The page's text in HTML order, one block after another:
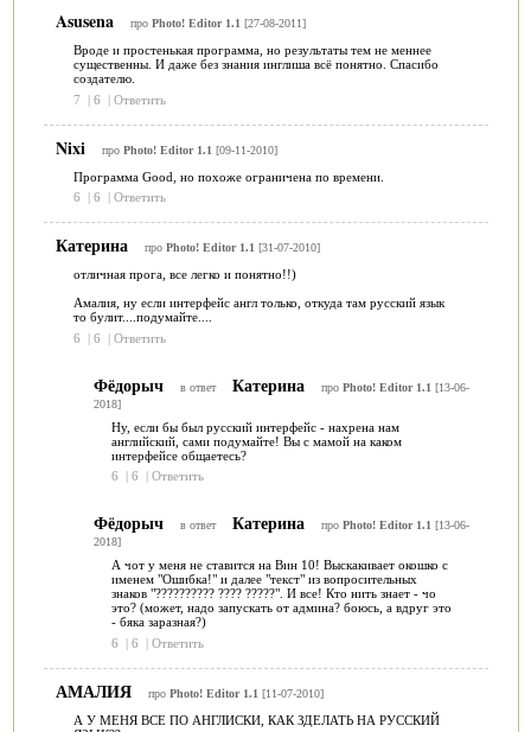
Asusena про Photo! Editor 1.1 [27-08-2011]
Вроде и простенькая программа, но результаты тем не меннее
существенны. И даже без знания инглиша всё понятно. Спасибо
создателю.
7
| 6 | Ответить
Nixi про Photo! Editor 1.1 [09-11-2010]
Программа Good, но похоже ограничена по времени.
6
| 6 | Ответить
Катерина про Photo! Editor 1.1 [31-07-2010]
отличная прога, все легко и понятно!!)
Амалия, ну если интерфейс англ только, откуда там русский язык
то булит....подумайте....
6
| 6 | Ответить
Фёдорыч в ответ Катерина про Photo! Editor 1.1 [13-06-
2018]
Ну, если бы был русский интерфейс - нахрена нам
английский, сами подумайте! Вы с мамой на каком
интерфейсе общаетесь?
6
| 6 | Ответить
Фёдорыч в ответ Катерина про Photo! Editor 1.1 [13-06-
2018]
А чот у меня не ставится на Вин 10! Выскакивает окошко с
именем "Ошибка!" и далее "текст" из вопросительных
знаков "?????????? ???? ?????". И все! Кто нить знает - чо
это? (может, надо запускать от админа? боюсь, а вдруг это
- бяка заразная?)
6
| 6 | Ответить
АМАЛИЯ про Photo! Editor 1.1 [11-07-2010]
А У МЕНЯ ВСЕ ПО АНГЛИСКИ, КАК ЗДЕЛАТЬ НА РУССКИЙ